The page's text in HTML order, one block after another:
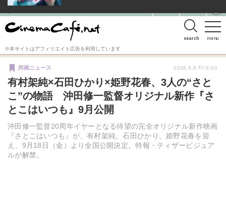
menu
search
※本サイトはアフィリエイト広告を利用しています
有村架純×石田ひかり×姫野花春、3人の“さと
こ”の物語 沖田修一監督オリジナル新作『さ
とこはいつも』9月公開
沖田修一監督20周年イヤーとなる待望の完全オリジナル新作映画
『さとこはいつも』が、有村架純、石田ひかり、姫野花春を迎
え、9月18日（金）より全国公開決定。特報・ティザービジュア
ルが解禁。
邦画ニュース 2026.5.8 Fri 6:00